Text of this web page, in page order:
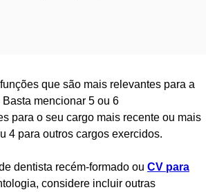
que são mais relevantes para a
mencionar 5 ou 6
para o seu cargo mais recente ou mais
4 para outros cargos exercidos.
dentista recém-formado ou CV para
considere incluir outras